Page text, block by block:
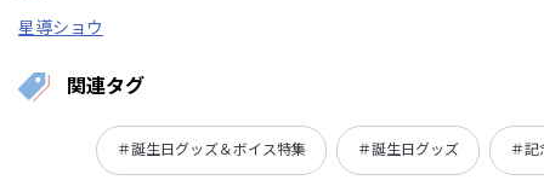
星導ショウ
関連タグ
＃誕生日グッズ＆ボイス特集 ＃誕生日グッズ ＃記